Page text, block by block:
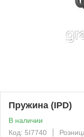
Пружина (IPD)
В наличии
Код: 5I7740